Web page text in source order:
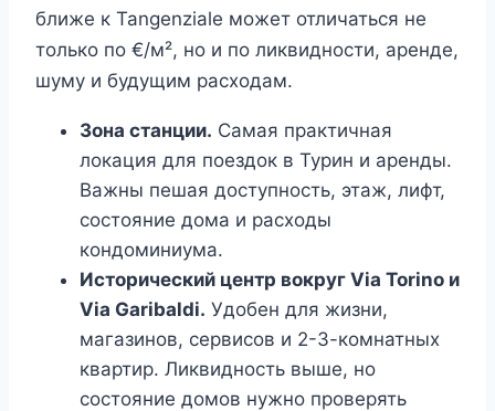
ближе к Tangenziale может отличаться не
только по €/м², но и по ликвидности, аренде,
шуму и будущим расходам.
Зона станции. Самая практичная
локация для поездок в Турин и аренды.
Важны пешая доступность, этаж, лифт,
состояние дома и расходы
кондоминиума.
Исторический центр вокруг Via Torino и
Via Garibaldi. Удобен для жизни,
магазинов, сервисов и 2-3-комнатных
квартир. Ликвидность выше, но
состояние домов нужно проверять